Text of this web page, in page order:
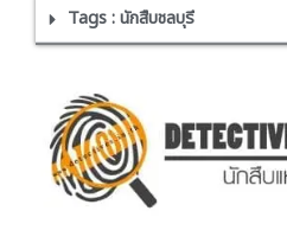
Tags : นักสืบชลบุรี